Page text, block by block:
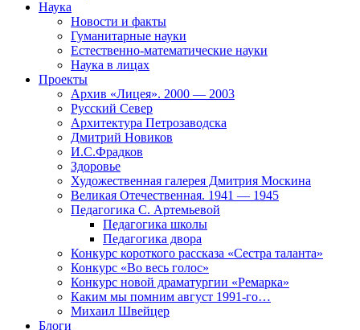
Наука
Новости и факты
Гуманитарные науки
Естественно-математические науки
Наука в лицах
Проекты
Архив «Лицея». 2000 — 2003
Русский Север
Архитектура Петрозаводска
Дмитрий Новиков
И.С.Фрадков
Здоровье
Художественная галерея Дмитрия Москина
Великая Отечественная. 1941 — 1945
Педагогика С. Артемьевой
Педагогика школы
Педагогика двора
Конкурс короткого рассказа «Сестра таланта»
Конкурс «Во весь голос»
Конкурс новой драматургии «Ремарка»
Каким мы помним август 1991-го…
Михаил Швейцер
Блоги